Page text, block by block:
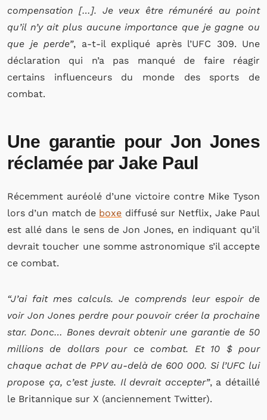
compensation […]. Je veux être rémunéré au point
qu’il n’y ait plus aucune importance que je gagne ou
que je perde”, a-t-il expliqué après l’UFC 309. Une
déclaration qui n’a pas manqué de faire réagir
certains influenceurs du monde des sports de
combat.
Une garantie pour Jon Jones
réclamée par Jake Paul
Récemment auréolé d’une victoire contre Mike Tyson
lors d’un match de boxe diffusé sur Netflix, Jake Paul
est allé dans le sens de Jon Jones, en indiquant qu’il
devrait toucher une somme astronomique s’il accepte
ce combat.
“J’ai fait mes calculs. Je comprends leur espoir de
voir Jon Jones perdre pour pouvoir créer la prochaine
star. Donc… Bones devrait obtenir une garantie de 50
millions de dollars pour ce combat. Et 10 $ pour
chaque achat de PPV au-delà de 600 000. Si l’UFC lui
propose ça, c’est juste. Il devrait accepter”, a détaillé
le Britannique sur X (anciennement Twitter).